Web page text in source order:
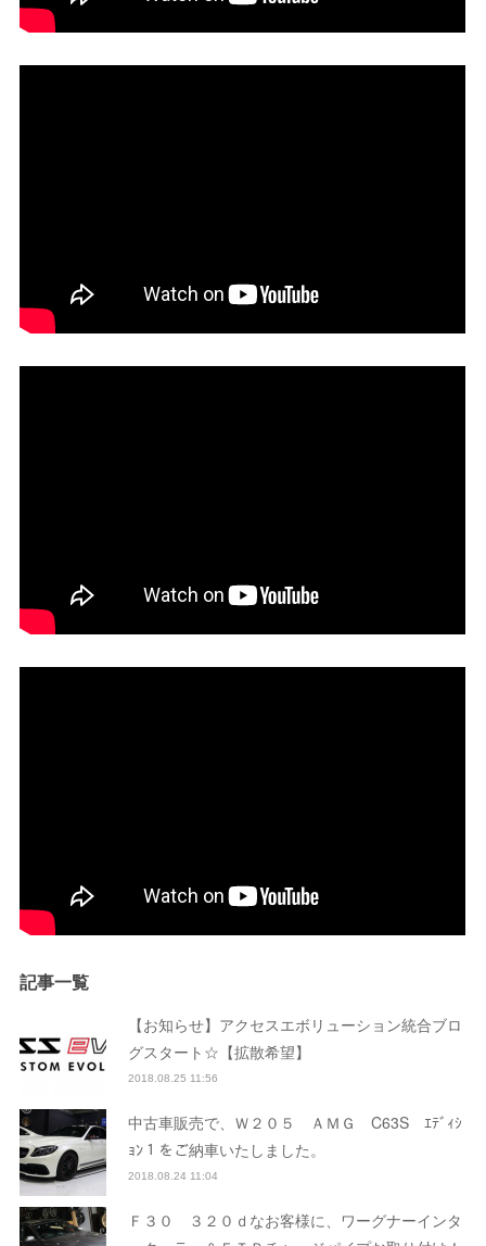
記事一覧
【お知らせ】アクセスエボリューション統合ブロ
グスタート☆【拡散希望】
2018.08.25 11:56
中古車販売で、Ｗ２０５ ＡＭＧ C63S ｴﾃﾞｨｼ
ｮﾝ１をご納車いたしました。
2018.08.24 11:04
Ｆ３０ ３２０ｄなお客様に、ワーグナーインタ